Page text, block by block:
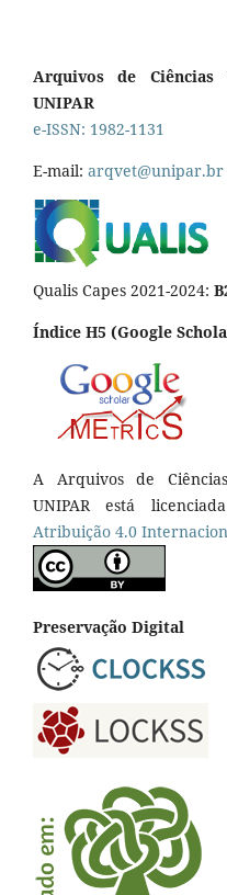
Arquivos de
UNIPAR
e-ISSN: 1982-1131
E-mail: arqvet@unipar.br
Qualis Capes 2021-2024:
Índice H5 (Google
A Arquivos de
UNIPAR está
Atribuição 4.0
Preservação Digital